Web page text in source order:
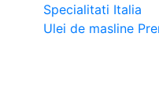
Specialitati Italia
Ulei de masline